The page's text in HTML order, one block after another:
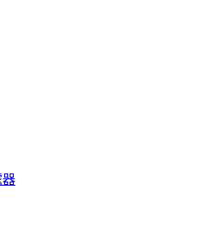
器